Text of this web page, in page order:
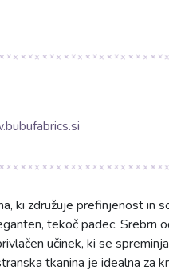
ki združuje prefinjenost in
tekoč padec. Srebrn
učinek, ki se
tkanina je idealna za